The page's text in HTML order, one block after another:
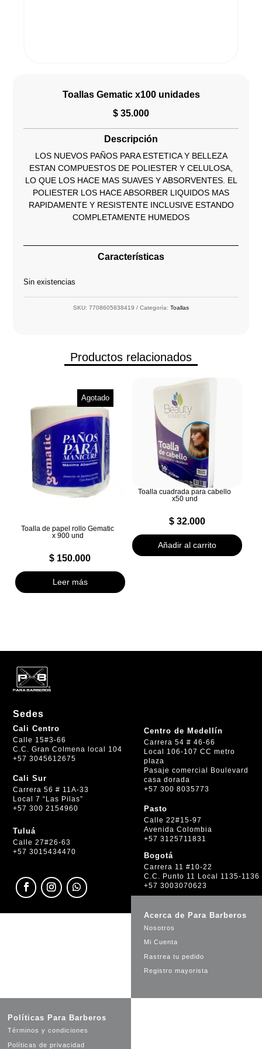
Toallas Gematic x100 unidades
$ 35.000
Descripción
LOS NUEVOS PAÑOS PARA ESTETICA Y BELLEZA
ESTAN COMPUESTOS DE POLIESTER Y CELULOSA,
LO QUE LOS HACE MAS SUAVES Y ABSORVENTES. EL
POLIESTER LOS HACE ABSORBER LIQUIDOS MAS
RAPIDAMENTE Y RESISTENTE INCLUSIVE ESTANDO
COMPLETAMENTE HUMEDOS
Características
Sin existencias
SKU: 7708605838419 Categoría: Toallas
Productos relacionados
Agotado
Toalla de papel rollo Gematic
x 900 und
$ 150.000
Leer más
Toalla cuadrada para cabello
x50 und
$32.000
Añadir al carrito
Sedes
Cali Centro
Calle 15#3-66
C.C. Gran Colmena local 104
+57 3045612675
Cali Sur
Carrera 56 # 11A-33
Local 7 “Las Pilas”
+57 300 2154960
Tuluá
Calle 27#26-63
+57 3015434470
Centro de Medellín
Carrera 54 # 46-66
Local 106-107 CC metro
plaza
Pasaje comercial Boulevard
casa dorada
+57 300 8035773
Pasto
Calle 22#15-97
Avenida Colombia
+57 3125711831
Bogotá
Carrera 11 #10-22
C.C. Punto 11 Local 1135-1136
+57 3003070623
Acerca de Para Barberos
Nosotros
Mi Cuenta
Rastrea tu pedido
Registro mayorista
Políticas Para Barberos
Términos y condiciones
Políticas de privacidad